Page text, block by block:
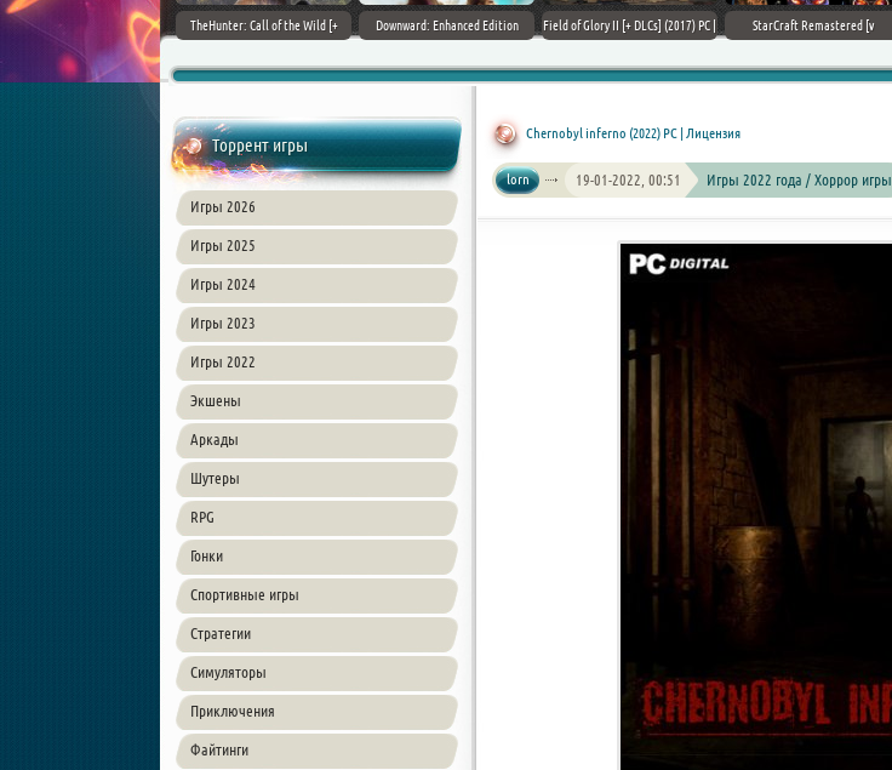
World [v 1.11.4 + DLCs] (2017)
PC | Лицензия
TheHunter: Call of the Wild [+
Downward: Enhanced Edition
Field of Glory II [+ DLCs] (2017) PC |
StarCraft Remastered [v
Торрент игры
Игры 2026
Игры 2025
Игры 2024
Игры 2023
Игры 2022
Экшены
Аркады
Шутеры
RPG
Гонки
Спортивные игры
Стратегии
Симуляторы
Приключения
Файтинги
Chernobyl inferno (2022) PC | Лицензия
lorn 19-01-2022, 00:51 Игры 2022 года / Хоррор игры